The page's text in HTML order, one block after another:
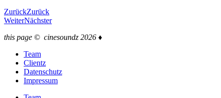
ZurückZurück
WeiterNächster
this page © cinesoundz 2026 ♦
Team
Clientz
Datenschutz
Impressum